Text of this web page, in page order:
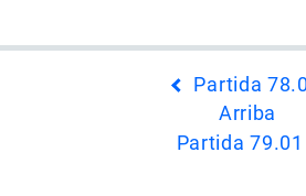
Partida
Arriba
Partida 79.01